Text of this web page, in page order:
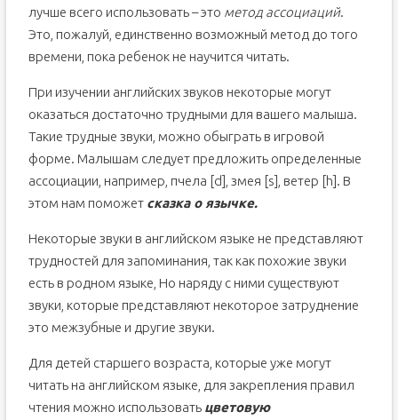
лучше всего использовать – это метод ассоциаций.
Это, пожалуй, единственно возможный метод до того
времени, пока ребенок не научится читать.
При изучении английских звуков некоторые могут
оказаться достаточно трудными для вашего малыша.
Такие трудные звуки, можно обыграть в игровой
форме. Малышам следует предложить определенные
ассоциации, например, пчела [d], змея [s], ветер [h]. В
этом нам поможет сказка о язычке.
Некоторые звуки в английском языке не представляют
трудностей для запоминания, так как похожие звуки
есть в родном языке, Но наряду с ними существуют
звуки, которые представляют некоторое затруднение
это межзубные и другие звуки.
Для детей старшего возраста, которые уже могут
читать на английском языке, для закрепления правил
чтения можно использовать цветовую